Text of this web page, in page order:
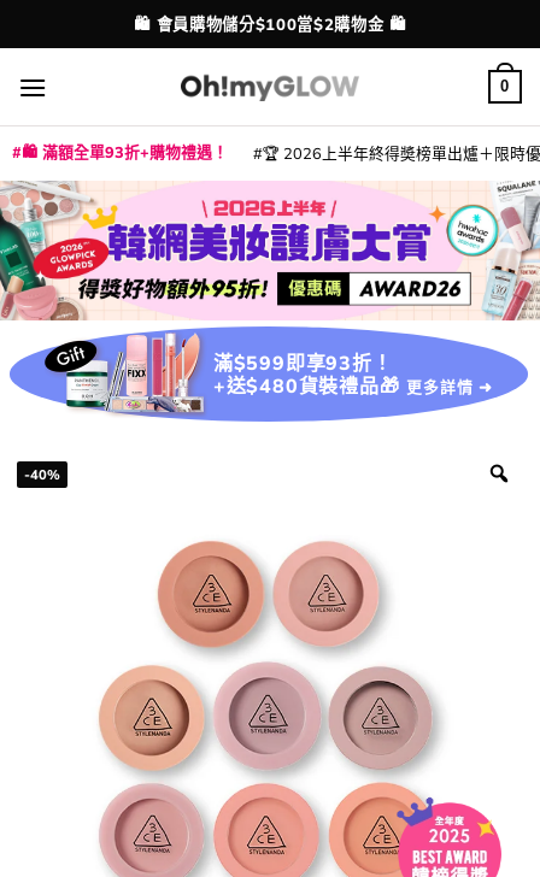
to
content
配送港澳
💳 支援消費券、FPS、八達通、PAYME、信用卡付款
0
🛍️ 滿額全單93折+購物禮遇！ 🏆 2026上半年終得奬榜單出爐＋限時
滿$599即享93折！
+送$480貨裝禮品🎁 更多詳情 ➜
-40%